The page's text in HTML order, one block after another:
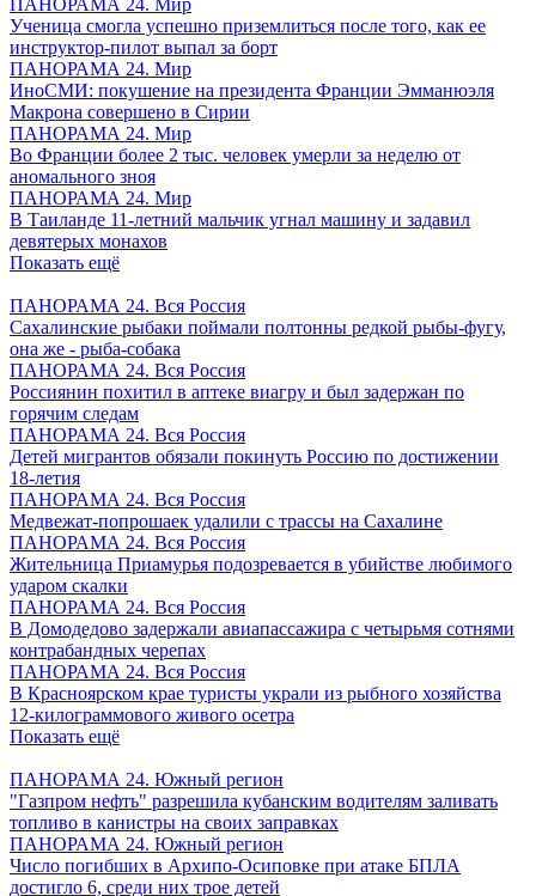
Ученица смогла успешно приземлиться после того, как ее
инструктор-пилот выпал за борт
ПАНОРАМА 24. Мир
ИноСМИ: покушение на президента Франции Эмманюэля
Макрона совершено в Сирии
ПАНОРАМА 24. Мир
Во Франции более 2 тыс. человек умерли за неделю от
аномального зноя
ПАНОРАМА 24. Мир
В Таиланде 11-летний мальчик угнал машину и задавил
девятерых монахов
Показать ещё
ПАНОРАМА 24. Вся Россия
Сахалинские рыбаки поймали полтонны редкой рыбы-фугу,
она же - рыба-собака
ПАНОРАМА 24. Вся Россия
Россиянин похитил в аптеке виагру и был задержан по
горячим следам
ПАНОРАМА 24. Вся Россия
Детей мигрантов обязали покинуть Россию по достижении
18-летия
ПАНОРАМА 24. Вся Россия
Медвежат-попрошаек удалили с трассы на Сахалине
ПАНОРАМА 24. Вся Россия
Жительница Приамурья подозревается в убийстве любимого
ударом скалки
ПАНОРАМА 24. Вся Россия
В Домодедово задержали авиапассажира с четырьмя сотнями
контрабандных черепах
ПАНОРАМА 24. Вся Россия
В Красноярском крае туристы украли из рыбного хозяйства
12-килограммового живого осетра
Показать ещё
ПАНОРАМА 24. Южный регион
"Газпром нефть" разрешила кубанским водителям заливать
топливо в канистры на своих заправках
ПАНОРАМА 24. Южный регион
Число погибших в Архипо-Осиповке при атаке БПЛА
достигло 6, среди них трое детей